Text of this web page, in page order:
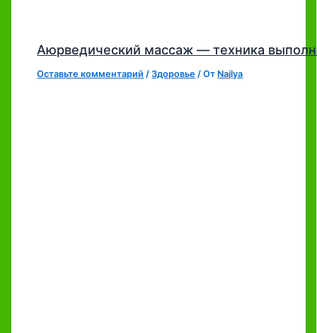
Аюрведический массаж — техника
Оставьте комментарий /Здоровье / От Najlya